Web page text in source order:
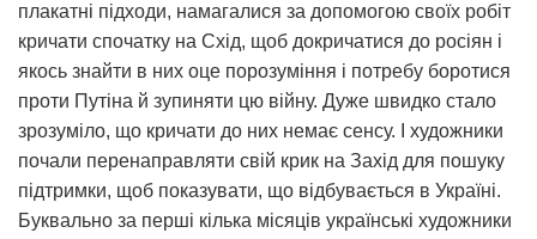
плакатні підходи, намагалися за допомогою своїх робіт
кричати спочатку на Схід, щоб докричатися до росіян і
якось знайти в них оце порозуміння і потребу боротися
проти Путіна й зупиняти цю війну. Дуже швидко стало
зрозуміло, що кричати до них немає сенсу. І художники
почали перенаправляти свій крик на Захід для пошуку
підтримки, щоб показувати, що відбувається в Україні.
Буквально за перші кілька місяців українські художники